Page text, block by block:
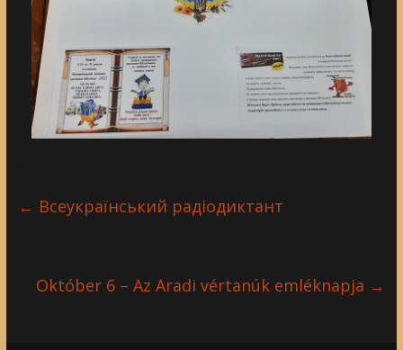
← Всеукраїнський радіодиктант
Október 6 – Az Aradi vértanúk emléknapja →